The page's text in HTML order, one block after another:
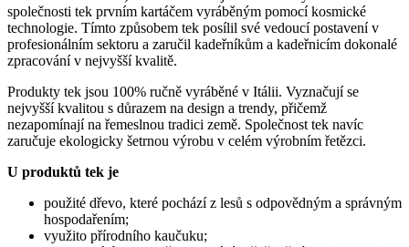
společnosti tek prvním kartáčem vyráběným pomocí kosmické
technologie. Tímto způsobem tek posílil své vedoucí postavení v
profesionálním sektoru a zaručil kadeřníkům a kadeřnicím dokonalé
zpracování v nejvyšší kvalitě.
Produkty tek jsou 100% ručně vyráběné v Itálii. Vyznačují se
nejvyšší kvalitou s důrazem na design a trendy, přičemž
nezapomínají na řemeslnou tradici země. Společnost tek navíc
zaručuje ekologicky šetrnou výrobu v celém výrobním řetězci.
U produktů tek je
použité dřevo, které pochází z lesů s odpovědným a správným
hospodařením;
využito přírodního kaučuku;